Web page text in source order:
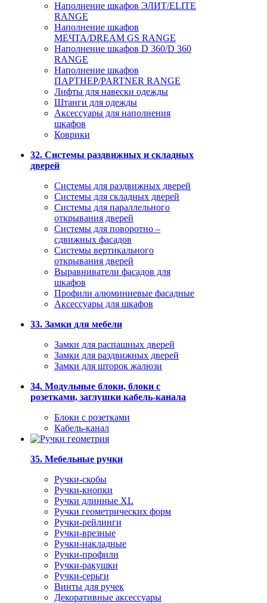
Наполнение шкафов ЭЛИТ/ELITE
RANGE
Наполнение шкафов
МЕЧТА/DREAM GS RANGE
Наполнение шкафов D 360/D 360
RANGE
Наполнение шкафов
ПАРТНЕР/PARTNER RANGE
Лифты для навески одежды
Штанги для одежды
Аксессуары для наполнения
шкафов
Коврики
32. Системы раздвижных и складных
дверей
Системы для раздвижных дверей
Системы для складных дверей
Системы для параллельного
открывания дверей
Системы для поворотно –
сдвижных фасадов
Системы вертикального
открывания дверей
Выравниватели фасадов для
шкафов
Профили алюминиевые фасадные
Аксессуары для шкафов
33. Замки для мебели
Замки для распашных дверей
Замки для раздвижных дверей
Замки для шторок жалюзи
34. Модульные блоки, блоки с
розетками, заглушки кабель-канала
Блоки с розетками
Кабель-канал
35. Мебельные ручки
Ручки-скобы
Ручки-кнопки
Ручки длинные XL
Ручки геометрических форм
Ручки-рейлинги
Ручки-врезные
Ручки-накладные
Ручки-профили
Ручки-ракушки
Ручки-серьги
Винты для ручек
Декоративные аксессуары